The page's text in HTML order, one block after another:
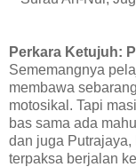
Perkara Ketujuh:
Sememangnya
membawa
motosikal. Tapi
bas sama ada
dan juga
terpaksa berjalan